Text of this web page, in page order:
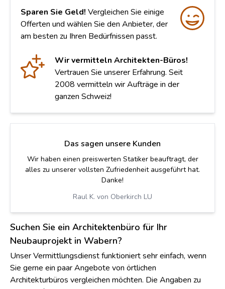
Suchen Sie ein Architektenbüro für Ihr
Neubauprojekt in Wabern?
Unser Vermittlungsdienst funktioniert sehr einfach, wenn
Sie gerne ein paar Angebote von örtlichen
Architekturbüros vergleichen möchten. Die Angaben zu
Ihrem Auftrag können Sie in unser Formular eingeben und
Sparen Sie Geld! Vergleichen Sie einige
Offerten und wählen Sie den Anbieter, der
am besten zu Ihren Bedürfnissen passt.
Wir vermitteln Architekten-Büros!
Vertrauen Sie unserer Erfahrung. Seit
2008 vermitteln wir Aufträge in der
ganzen Schweiz!
Das sagen unsere Kunden
Danke für euren tollen Service. Wir haben mit Luc
Mürner einen super Architekten gefunden.